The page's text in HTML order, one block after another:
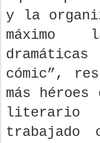
y la
máximo
cómic”,
más
literario
trabajado